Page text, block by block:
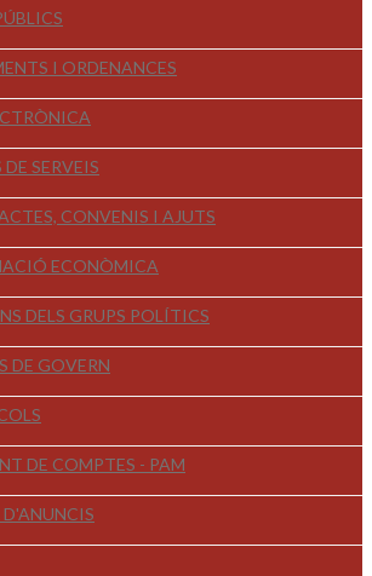
I ORDENANCES
SERVEIS
CONVENIS I AJUTS
ECONÒMICA
DELS GRUPS POLÍTICS
DE GOVERN
DE COMPTES - PAM
D'ANUNCIS